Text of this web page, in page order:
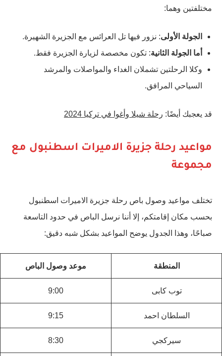
مختلفتين وهما:
الجولة الأولى: نزور فيها تل العرائس مع الجزيرة الشهيرة.
أما الجولة الثانية: تكون مخصصة لزيارة الجزيرة فقط.
وكلا الرحلتين تشملان الغداء والمواصلات والمرشد
السياحي المرافق.
قد يعجبك أيضًا: رحلة شيلا وأغوا في تركيا 2024
مواعيد رحلة جزيرة الاميرات اسطنبول مع
مجموعة
تختلف مواعيد وصول باص رحلة جزيرة الاميرات اسطنبول
بحسب مكان إقامتكم، إلا أننا نرسل الباص في حدود التاسعة
صباحًا، وهذا الجدول يوضح المواعيد بشكل شبه دقيق:
المنطقة موعد وصول الباص
توب كابى 9:00
السلطان احمد 9:15
سيركجي 8:30